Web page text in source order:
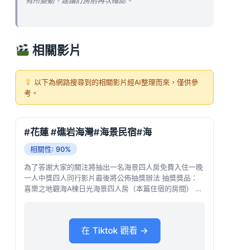
相關影片
以下為網路搜尋到的相關影片經AI整理而來，僅供參
考。
#花蓮 #礁岩海灣#海景民宿#海
相關性: 90%
為了答謝大家的關注將抽出一名海景四人房免費入住一晚
一人中獎四人同行影片最後將公佈抽獎辦法 抽獎獎品：
喜樂之地觀海A棟日光海景四人房（本篇住宿的房間） ...
在 Tiktok 觀看 →